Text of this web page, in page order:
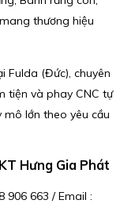
thương hiệu
Fulda (Đức), chuyên
tiện và phay CNC tự
mô lớn theo yêu cầu
Hưng Gia Phát
906 663 / Email :